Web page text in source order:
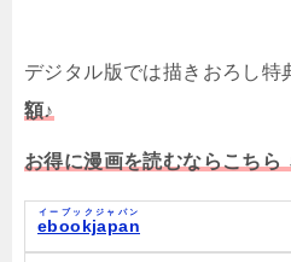
デジタル版では描きおろし特
額♪
お得に漫画を読むならこちら
ebookjapan
イーブックジャパン